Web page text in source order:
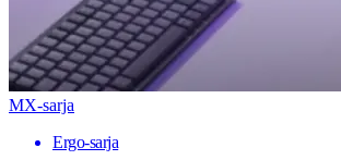
MX-sarja
Ergo-sarja